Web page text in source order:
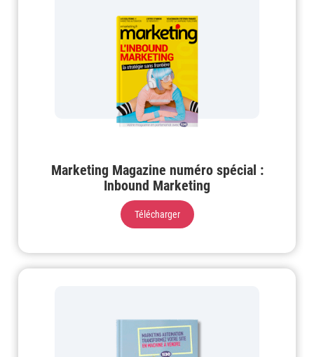
Marketing Magazine numéro spécial :
Inbound Marketing
Télécharger